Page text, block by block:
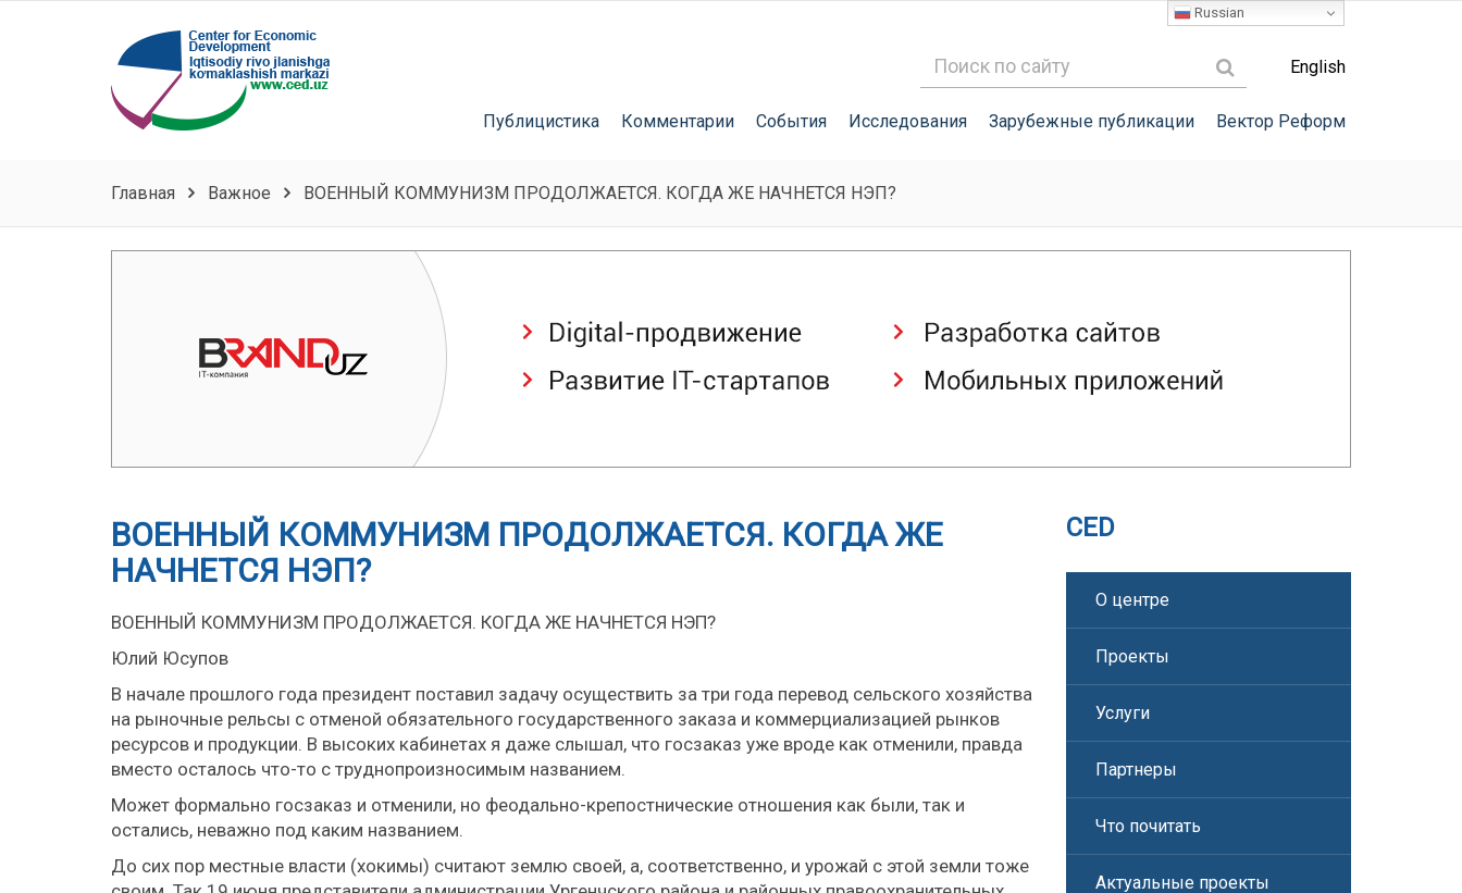
English
Публицистика Комментарии События Исследования Зарубежные публикации Вектор Реформ
Главная Важное ВОЕННЫЙ КОММУНИЗМ ПРОДОЛЖАЕТСЯ. КОГДА ЖЕ НАЧНЕТСЯ НЭП?
ВОЕННЫЙ КОММУНИЗМ ПРОДОЛЖАЕТСЯ. КОГДА ЖЕ
НАЧНЕТСЯ НЭП?
ВОЕННЫЙ КОММУНИЗМ ПРОДОЛЖАЕТСЯ. КОГДА ЖЕ НАЧНЕТСЯ НЭП?
Юлий Юсупов
В начале прошлого года президент поставил задачу осуществить за три года перевод сельского хозяйства
на рыночные рельсы с отменой обязательного государственного заказа и коммерциализацией рынков
ресурсов и продукции. В высоких кабинетах я даже слышал, что госзаказ уже вроде как отменили, правда
вместо осталось что-то с труднопроизносимым названием.
Может формально госзаказ и отменили, но феодально-крепостнические отношения как были, так и
остались, неважно под каким названием.
До сих пор местные власти (хокимы) считают землю своей, а, соответственно, и урожай с этой земли тоже
CED
О центре
Проекты
Услуги
Партнеры
Что почитать
Актуальные проекты
Russian